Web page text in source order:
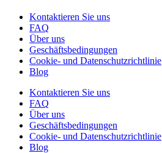
Kontaktieren Sie uns
FAQ
Über uns
Geschäftsbedingungen
Cookie- und Datenschutzrichtlinie
Blog
Kontaktieren Sie uns
FAQ
Über uns
Geschäftsbedingungen
Cookie- und Datenschutzrichtlinie
Blog